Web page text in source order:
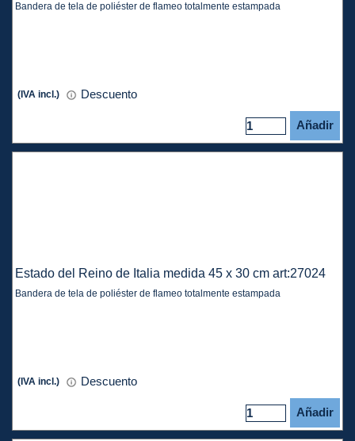
Bandera de tela de poliéster de flameo totalmente estampada
(IVA incl.) Descuento
Añadir
Estado del Reino de Italia medida 45 x 30 cm art:27024
Bandera de tela de poliéster de flameo totalmente estampada
(IVA incl.) Descuento
Añadir